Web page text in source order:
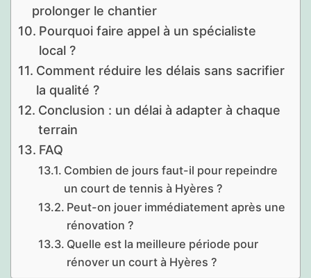
prolonger le chantier
Pourquoi faire appel à un spécialiste
local ?
Comment réduire les délais sans sacrifier
la qualité ?
Conclusion : un délai à adapter à chaque
terrain
FAQ
Combien de jours faut-il pour repeindre
un court de tennis à Hyères ?
Peut-on jouer immédiatement après une
rénovation ?
Quelle est la meilleure période pour
rénover un court à Hyères ?